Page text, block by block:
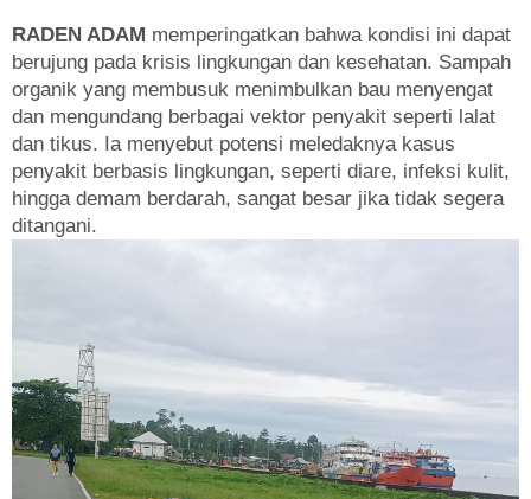
RADEN ADAM memperingatkan bahwa kondisi ini dapat
berujung pada krisis lingkungan dan kesehatan. Sampah
organik yang membusuk menimbulkan bau menyengat
dan mengundang berbagai vektor penyakit seperti lalat
dan tikus. Ia menyebut potensi meledaknya kasus
penyakit berbasis lingkungan, seperti diare, infeksi kulit,
hingga demam berdarah, sangat besar jika tidak segera
ditangani.